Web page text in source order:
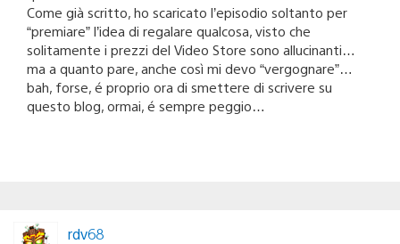
Come già scritto, ho scaricato l’episodio soltanto per
“premiare” l’idea di regalare qualcosa, visto che
solitamente i prezzi del Video Store sono allucinanti…
ma a quanto pare, anche così mi devo “vergognare”…
bah, forse, é proprio ora di smettere di scrivere su
questo blog, ormai, é sempre peggio…
rdv68